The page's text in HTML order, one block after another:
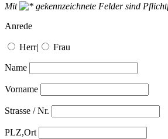
Mit
gekennzeichnete Felder sind
Anrede
Herr| Frau
Name
Vorname
Strasse / Nr.
PLZ,Ort